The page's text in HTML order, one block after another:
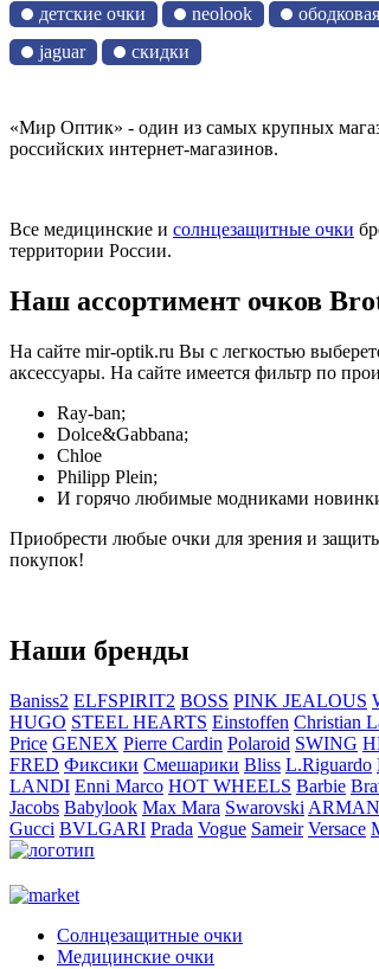
детские очки neolook
jaguar
скидки
«Мир Оптик» - один из самых крупных
российских интернет-магазинов.
Все медицинские и солнцезащитные очки
территории России.
Наш ассортимент очков
На сайте mir-optik.ru Вы с легкостью
аксессуары. На сайте имеется фильтр по
Ray-ban;
Dolce&Gabbana;
Chloe
Philipp Plein;
И горячо любимые модниками
Приобрести любые очки для зрения и
покупок!
Наши бренды
Baniss2 ELFSPIRIT2 BOSS PINK JEALOUS
HUGO STEEL HEARTS Einstoffen Christian
Price GENEX Pierre Cardin Polaroid SWING
FRED Фиксики Смешарики Bliss L.Riguardo
LANDI Enni Marco HOT WHEELS Barbie
Jacobs Babylook Max Mara Swarovski
Gucci BVLGARI Prada Vogue Sameir Versace
Солнцезащитные очки
Медицинские очки